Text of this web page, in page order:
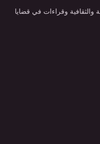
والثقافية وقراءات في قضايا